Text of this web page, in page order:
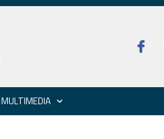
MULTIMEDIA